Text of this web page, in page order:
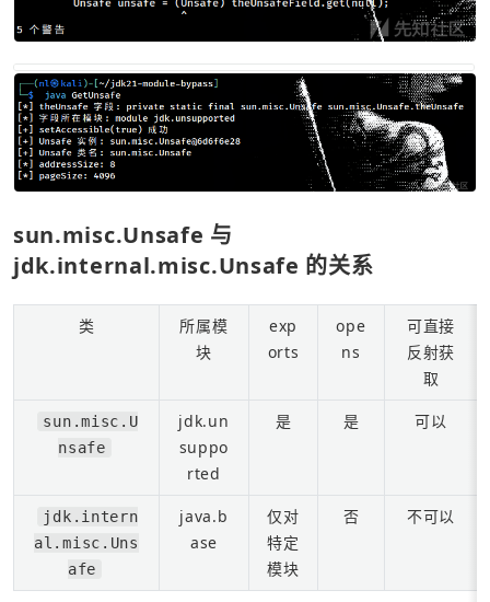
sun.misc.Unsafe 与
jdk.internal.misc.Unsafe 的关系
类
所属模
块
exp
orts
ope
ns
可直接
反射获
取
sun.misc.U
nsafe
jdk.un
suppo
rted
是 是 可以
jdk.intern
al.misc.Uns
afe
java.b
ase
仅对
特定
模块
否 不可以